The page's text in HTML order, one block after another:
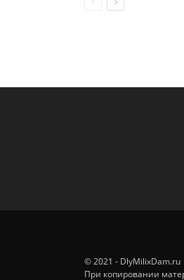
© 2021 - DlyMilixDam.ru
При копировании